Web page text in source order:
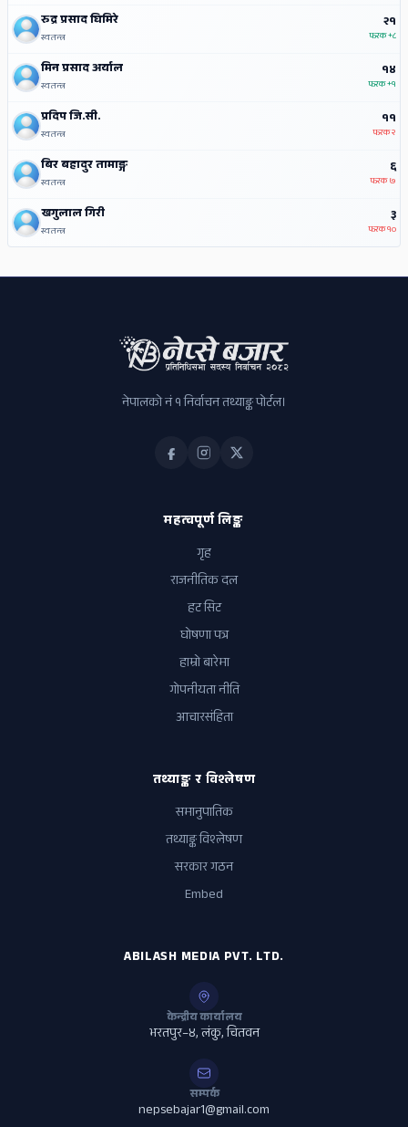
रुद्र प्रसाद घिमिरे
स्वतन्त्र
२१
फरक+८
मिन प्रसाद अर्याल
स्वतन्त्र
१४
फरक+१
प्रदिप जि.सी.
स्वतन्त्र
११
फरक२
बिर बहादुर तामाङ्ग
स्वतन्त्र
६
फरक७
खगुलाल गिरी
स्वतन्त्र
३
फरक१०
नेपालको नं १ निर्वाचन तथ्याङ्क पोर्टल।
महत्वपूर्ण लिङ्क
गृह
राजनीतिक दल
हट सिट
घोषणा पत्र
हाम्रो बारेमा
गोपनीयता नीति
आचारसंहिता
तथ्याङ्क र विश्लेषण
समानुपातिक
तथ्याङ्क विश्लेषण
सरकार गठन
Embed
ABILASH MEDIA PVT. LTD.
केन्द्रीय कार्यालय
भरतपुर–४, लंकु, चितवन
सम्पर्क
nepsebajar1@gmail.com